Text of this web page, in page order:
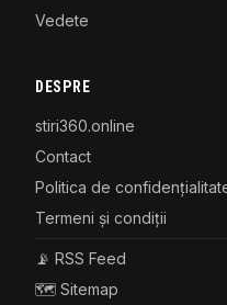
Vedete
DESPRE
stiri360.online
Contact
Politica de
Termeni și condiții
📡 RSS Feed
🗺️ Sitemap